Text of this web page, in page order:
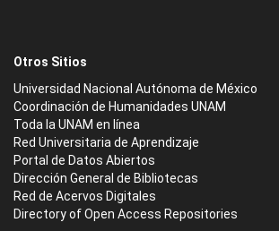
Otros Sitios
Universidad Nacional Autónoma de México
Coordinación de Humanidades UNAM
Toda la UNAM en línea
Red Universitaria de Aprendizaje
Portal de Datos Abiertos
Dirección General de Bibliotecas
Red de Acervos Digitales
Directory of Open Access Repositories